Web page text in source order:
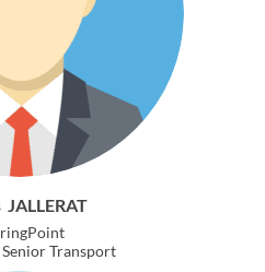
JALLERAT
Transport